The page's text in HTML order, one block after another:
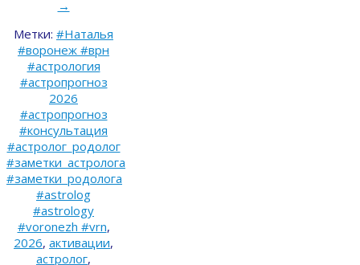
→
Метки: #Наталья
#воронеж #врн
#астрология
#астропрогноз
2026
#астропрогноз
#консультация
#астролог_родолог
#заметки_астролога
#заметки_родолога
#astrolog
#astrology
#voronezh #vrn,
2026, активации,
астролог,